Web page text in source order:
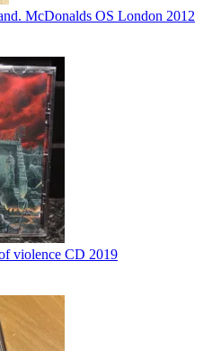
McDonalds OS London 2012
violence CD 2019